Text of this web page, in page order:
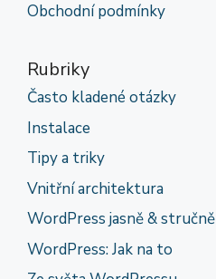
Obchodní podmínky
Rubriky
Často kladené otázky
Instalace
Tipy a triky
Vnitřní architektura
WordPress jasně & stručně
WordPress: Jak na to